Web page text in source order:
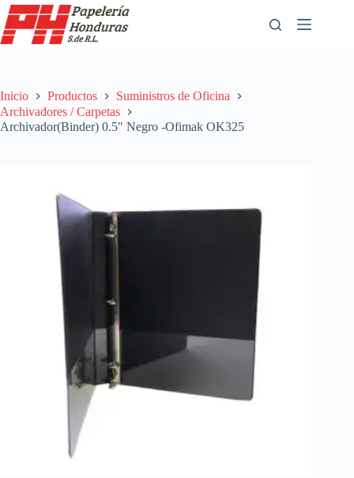
Saltar
al
contenido
Inicio Productos
Suministros de Oficina
Archivadores / Carpetas
Archivador(Binder) 0.5″ Negro -Ofimak OK325